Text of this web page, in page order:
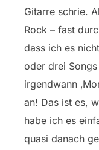
Gitarre schrie.
Rock – fast
dass ich es
oder drei
irgendwann
an! Das ist es,
habe ich es
quasi danach